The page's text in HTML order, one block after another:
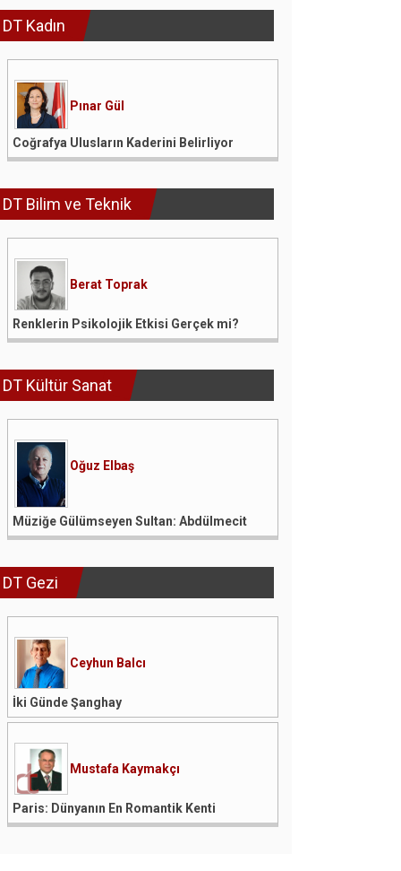
DT Kadın
Pınar Gül
Coğrafya Ulusların Kaderini Belirliyor
DT Bilim ve Teknik
Berat Toprak
Renklerin Psikolojik Etkisi Gerçek mi?
DT Kültür Sanat
Oğuz Elbaş
Müziğe Gülümseyen Sultan: Abdülmecit
DT Gezi
Ceyhun Balcı
İki Günde Şanghay
Mustafa Kaymakçı
Paris: Dünyanın En Romantik Kenti